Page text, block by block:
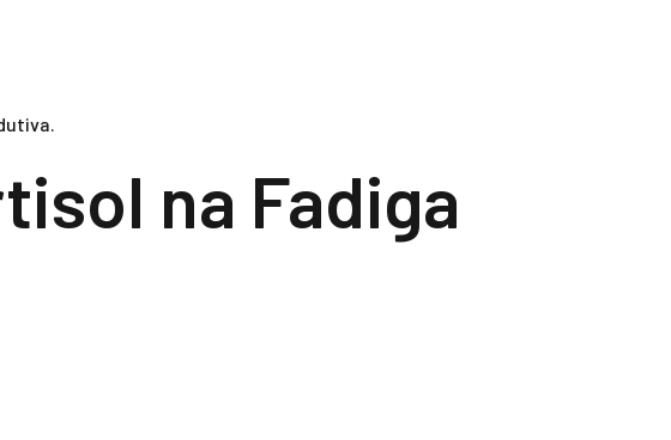
na Fadiga